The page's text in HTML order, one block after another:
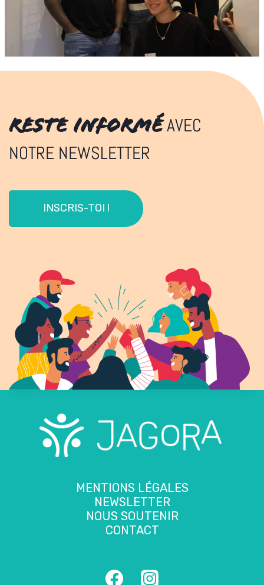
RESTE INFORMÉAVEC
NOTRE NEWSLETTER
INSCRIS-TOI !
MENTIONS LÉGALES
NEWSLETTER
NOUS SOUTENIR
CONTACT